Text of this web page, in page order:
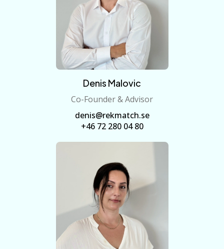
Denis Malovic
Co-Founder & Advisor
denis@rekmatch.se
+46 72 280 04 80